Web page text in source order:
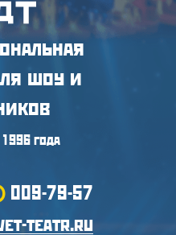
шоу и
года
009-79-57
teatr.ru